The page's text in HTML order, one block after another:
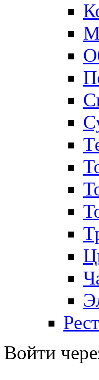
Войти